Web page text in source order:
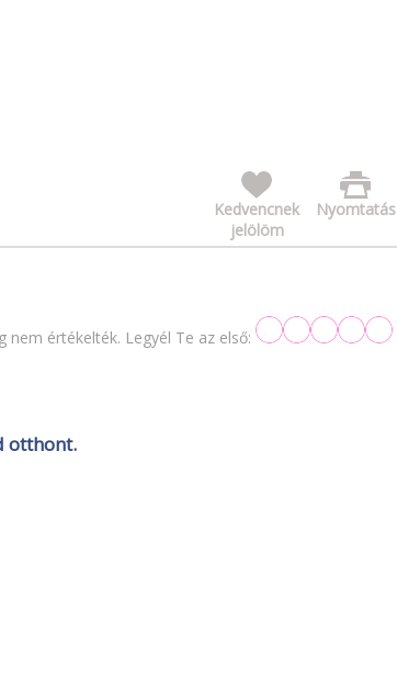
Nyomtatás
Kedvencnek
jelölöm
nem értékelték. Legyél Te az első:
otthont.